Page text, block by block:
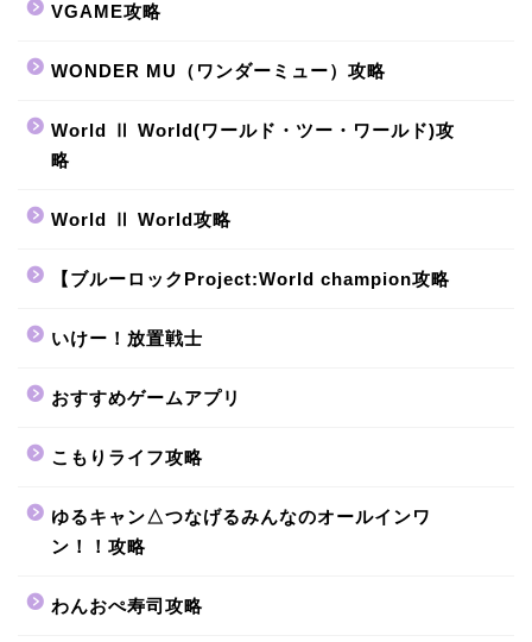
VGAME攻略
WONDER MU（ワンダーミュー）攻略
World Ⅱ World(ワールド・ツー・ワールド)攻
略
World Ⅱ World攻略
【ブルーロックProject:World champion攻略
いけー！放置戦士
おすすめゲームアプリ
こもりライフ攻略
ゆるキャン△つなげるみんなのオールインワ
ン！！攻略
わんおぺ寿司攻略